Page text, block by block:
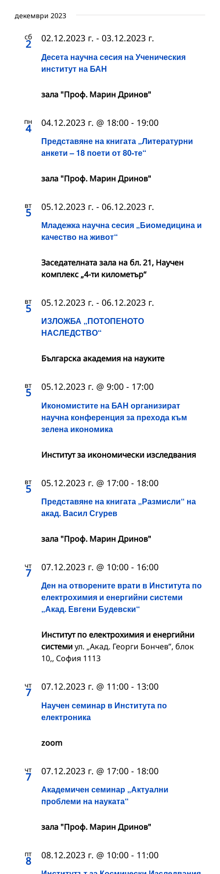
декември 2023
сб
2
Десета научна сесия на Ученическия
институт на БАН
02.12.2023 г. - 03.12.2023 г.
зала "Проф. Марин Дринов"
пн
4
Представяне на книгата „Литературни
анкети – 18 поети от 80-те“
04.12.2023 г. @ 18:00 - 19:00
зала "Проф. Марин Дринов"
вт
5
Младежка научна сесия „Биомедицина и
качество на живот“
05.12.2023 г. - 06.12.2023 г.
Заседателната зала на бл. 21, Научен
комплекс „4-ти километър“
вт
5
ИЗЛОЖБА „ПОТОПЕНОТО
НАСЛЕДСТВО“
05.12.2023 г. - 06.12.2023 г.
Българска академия на науките
вт
5
Икономистите на БАН организират
научна конференция за прехода към
зелена икономика
05.12.2023 г. @ 9:00 - 17:00
Институт за икономически изследвания
вт
5
Представяне на книгата „Размисли“ на
акад. Васил Сгурев
05.12.2023 г. @ 17:00 - 18:00
зала "Проф. Марин Дринов"
чт
7
Ден на отворените врати в Института по
електрохимия и енергийни системи
„Акад. Евгени Будевски“
07.12.2023 г. @ 10:00 - 16:00
Институт по електрохимия и енергийни
системиул. „Акад. Георги Бончев”, блок
10,, София 1113
чт
7
Научен семинар в Института по
електроника
07.12.2023 г. @ 11:00 - 13:00
zoom
чт
7
Академичен семинар „Актуални
проблеми на науката“
07.12.2023 г. @ 17:00 - 18:00
зала "Проф. Марин Дринов"
пт
8 08.12.2023 г. @ 10:00 - 11:00